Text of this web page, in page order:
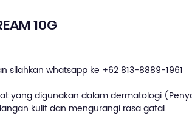
10G
silahkan whatsapp ke +62 813-8889-1961
yang digunakan dalam dermatologi
kulit dan mengurangi rasa gatal.